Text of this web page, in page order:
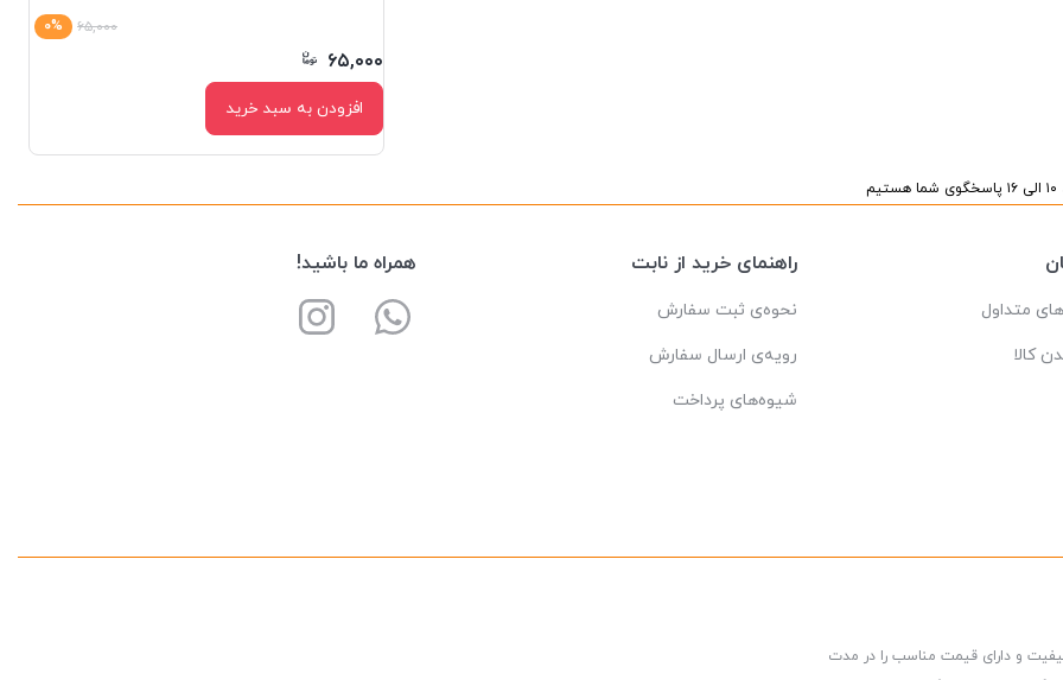
۶۵,۰۰۰ ۰%
۶۵,۰۰۰
افزودن به سبد خرید
متداول
کالا
راهنمای خرید از نابت
نحوه‌ی ثبت سفارش
رویه‌ی ارسال سفارش
شیوه‌های پرداخت
همراه ما باشید!
و دارای قیمت مناسب را در مدت